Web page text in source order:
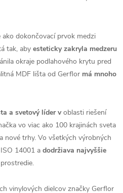
dokončovací prvok medzi
tak, aby esteticky zakryla medzeru
okraje podlahového krytu pred
MDF lišta od Gerflor má mnoho
a svetový líder voblasti riešení
vo viac ako 100 krajinách sveta
nové trhy. Vo všetkých výrobných
14001 a dodržiava najvyššie
vinylových dielcov značky Gerflor